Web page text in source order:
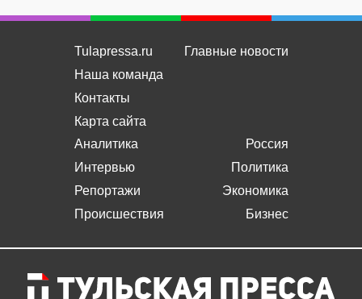
Tulapressa.ru
Наша команда
Контакты
Карта сайта
Главные новости
Аналитика
Интервью
Репортажи
Происшествия
Россия
Политика
Экономика
Бизнес